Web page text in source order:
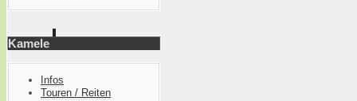
Kamele
Infos
Touren / Reiten